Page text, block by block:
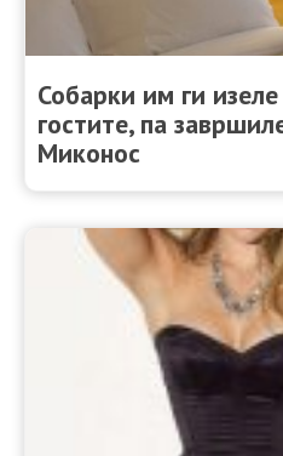
Собарки им ги
гостите, па
Миконос